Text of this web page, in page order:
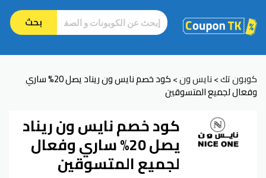
بحث
كوبون تك>نايس ون> كود خصم نايس ون ريناد يصل 20% ساري
وفعال لجميع المتسوقين
كود خصم نايس ون ريناد
يصل 20% ساري وفعال
لجميع المتسوقين